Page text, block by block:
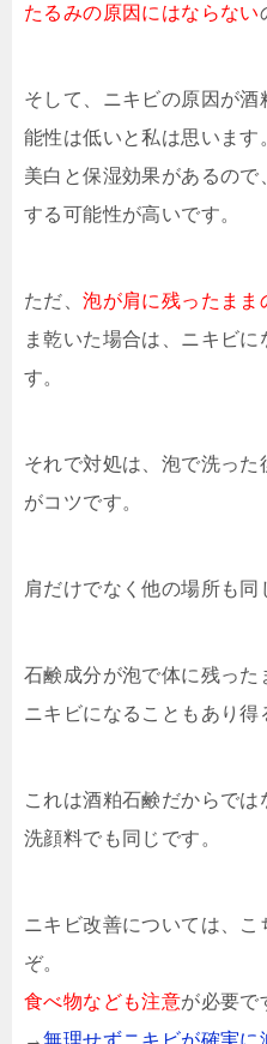
たるみの原因にはならない
そして、ニキビの原因が
能性は低いと私は思います
美白と保湿効果があるの
する可能性が高いです。
ただ、泡が肩に残ったまま
ま乾いた場合は、ニキビに
す。
それで対処は、泡で洗った
がコツです。
肩だけでなく他の場所も同
石鹸成分が泡で体に残った
ニキビになることもあり得
これは酒粕石鹸だからで
洗顔料でも同じです。
ニキビ改善については、こ
ぞ。
食べ物なども注意が必要で
→無理せずニキビが確実に